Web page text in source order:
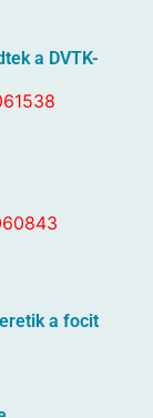
a DVTK-
a focit